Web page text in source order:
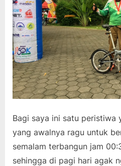
Bagi saya ini satu peristiwa
yang awalnya ragu untuk
semalam terbangun jam
sehingga di pagi hari agak